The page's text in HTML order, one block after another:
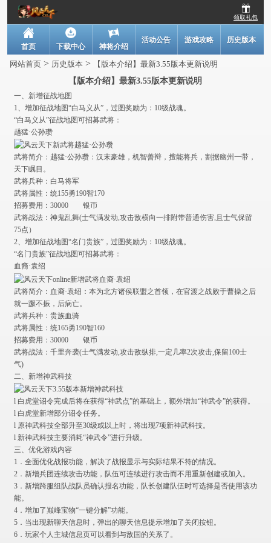
领取礼包
首页 下载中心 神将介绍
活动公告 游戏攻略 历史版本
网站首页 > 历史版本 >
【版本介绍】最新3.55版本更新说明
【版本介绍】最新3.55版本更新说明
一、新增征战地图
1、增加征战地图“白马义从”，过图奖励为：10级战魂。
“白马义从”征战地图可招募武将：
趫猛·公孙瓒
武将简介：趫猛·公孙瓒：汉末豪雄，机智善辩，擅能将兵，割据幽州一带，
天下瞩目。
武将兵种：白马将军
武将属性：统155勇190智170
招募费用：30000 银币
武将战法：神鬼乱舞(士气满发动,攻击敌横向一排附带普通伤害,且士气保留
75点）
2、增加征战地图“名门贵族”，过图奖励为：10级战魂。
“名门贵族”征战地图可招募武将：
血裔·袁绍
武将简介：血裔·袁绍：本为北方诸侯联盟之首领，在官渡之战败于曹操之后
就一蹶不振，后病亡。
武将兵种：贵族血骑
武将属性：统165勇190智160
招募费用：30000 银币
武将战法：千里奔袭(士气满发动,攻击敌纵排,一定几率2次攻击,保留100士
气)
二、新增神武科技
l 白虎堂诏令完成后将在获得“神武点”的基础上，额外增加“神武令”的获得。
l 白虎堂新增部分诏令任务。
l 原神武科技全部升至30级或以上时，将出现7项新神武科技。
l 新神武科技主要消耗“神武令”进行升级。
三、优化游戏内容
1．全面优化战报功能，解决了战报显示与实际结果不符的情况。
2．新增兵团连续攻击功能，队伍可连续进行攻击而不用重新创建或加入。
3．新增跨服组队战队员确认报名功能，队长创建队伍时可选择是否使用该功
能。
4．增加了巅峰宝物“一键分解”功能。
5．当出现新聊天信息时，弹出的聊天信息提示增加了关闭按钮。
6．玩家个人主城信息页可以看到与敌国的关系了。